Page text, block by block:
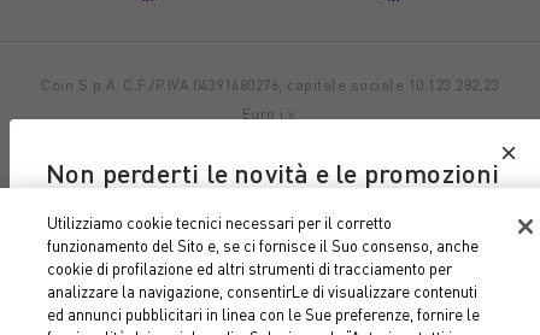
Non perderti le novità e le promozioni
Iscriviti alla nostra newsletter
SUBITO PER TE 10% DI SCONTO SUL TUO PRIMO
ACQUISTO ONLINE.
Coin S.p.A. C.F./P.IVA 04391480276, capitale sociale 10.123.282,23
Euro i.v.
Informativa Privacy
legali
Utilizziamo cookie tecnici necessari per il corretto
funzionamento del Sito e, se ci fornisce il Suo consenso, anche
cookie di profilazione ed altri strumenti di tracciamento per
analizzare la navigazione, consentirLe di visualizzare contenuti
ed annunci pubblicitari in linea con le Sue preferenze, fornire le